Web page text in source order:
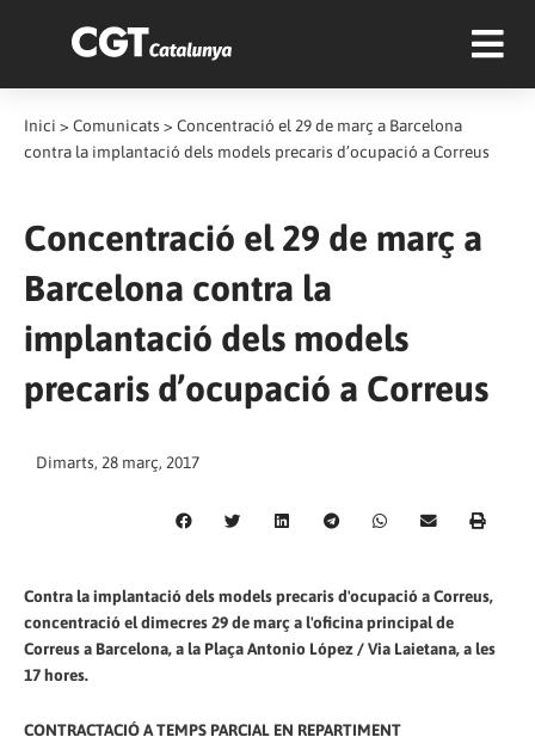
Inici > Comunicats > Concentració el 29 de març a Barcelona
contra la implantació dels models precaris d’ocupació a Correus
Concentració el 29 de març a
Barcelona contra la
implantació dels models
precaris d’ocupació a Correus
Dimarts, 28 març, 2017
Contra la implantació dels models precaris d'ocupació a Correus,
concentració el dimecres 29 de març a l'oficina principal de
Correus a Barcelona, a la Plaça Antonio López / Via Laietana, a les
17 hores.
CONTRACTACIÓ A TEMPS PARCIAL EN REPARTIMENT